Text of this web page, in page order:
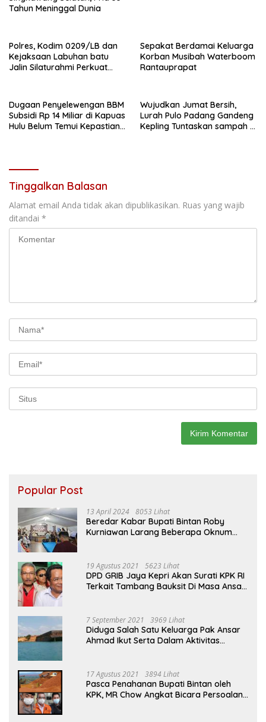
Tahun Meninggal Dunia
Polres, Kodim 0209/LB dan
Kejaksaan Labuhan batu
Jalin Silaturahmi Perkuat
Sepakat Berdamai Keluarga
Korban Musibah Waterboom
Rantauprapat
Dugaan Penyelewengan BBM
Subsidi Rp 14 Miliar di Kapuas
Hulu Belum Temui Kepastian
Wujudkan Jumat Bersih,
Lurah Pulo Padang Gandeng
Kepling Tuntaskan sampah di
Tinggalkan Balasan
Alamat email Anda tidak akan dipublikasikan. Ruas yang wajib
ditandai *
Popular Post
13 April 2024 8053 Lihat
Beredar Kabar Bupati Bintan Roby
Kurniawan Larang Beberapa Oknum
19 Agustus 2021 5623 Lihat
DPD GRIB Jaya Kepri Akan Surati KPK RI
Terkait Tambang Bauksit Di Masa Ansar
7 September 2021 3969 Lihat
Diduga Salah Satu Keluarga Pak Ansar
Ahmad Ikut Serta Dalam Aktivitas
17 Agustus 2021 3894 Lihat
Pasca Penahanan Bupati Bintan oleh
KPK, MR Chow Angkat Bicara Persoalan